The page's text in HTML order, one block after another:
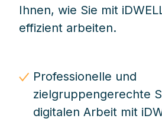
Ihnen, wie Sie mit
effizient arbeiten.
Professionelle und
zielgruppengerechte
digitalen Arbeit mit